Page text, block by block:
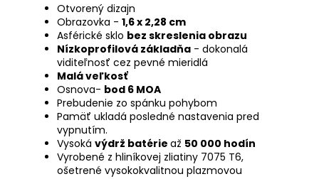
Otvorený dizajn
Obrazovka - 1,6 x 2,28 cm
Asférické sklo bez skreslenia obrazu
Nízkoprofilová základňa - dokonalá
viditeľnosť cez pevné mieridlá
Malá veľkosť
Osnova- bod 6 MOA
Prebudenie zo spánku pohybom
Pamäť ukladá posledné nastavenia pred
vypnutím.
Vysoká výdrž batérie až 50 000 hodín
Vyrobené z hliníkovej zliatiny 7075 T6,
ošetrené vysokokvalitnou plazmovou